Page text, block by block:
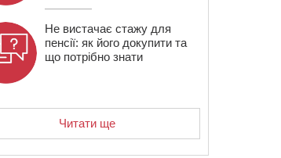
Не вистачає стажу для
пенсії: як його докупити та
що потрібно знати
Читати ще